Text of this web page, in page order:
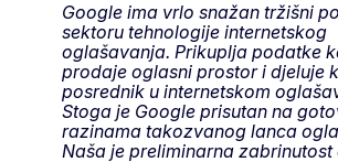
Google ima vrlo snažan tržišni
sektoru tehnologije internetskog
oglašavanja. Prikuplja podatke
prodaje oglasni prostor i djeluje
posrednik u internetskom
Stoga je Google prisutan na
razinama takozvanog lanca
Naša je preliminarna zabrinutost